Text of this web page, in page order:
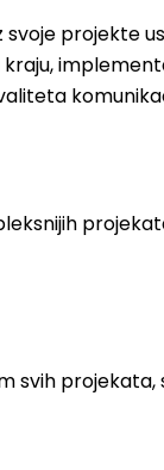
projekte
svih